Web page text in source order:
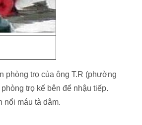
phòng trọ của ông T.R (phường
trọ kế bên để nhậu tiếp.
nổi máu tà dâm.